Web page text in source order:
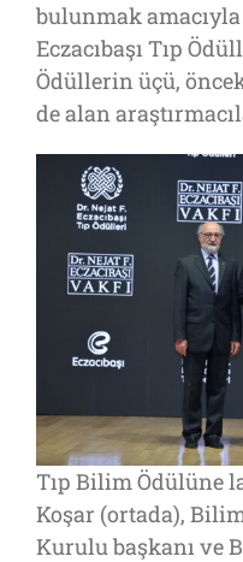
bulunmak amacıyla
Eczacıbaşı Tıp
Ödüllerin üçü,
de alan
Tıp Bilim Ödülüne
Koşar (ortada),
Kurulu başkanı ve